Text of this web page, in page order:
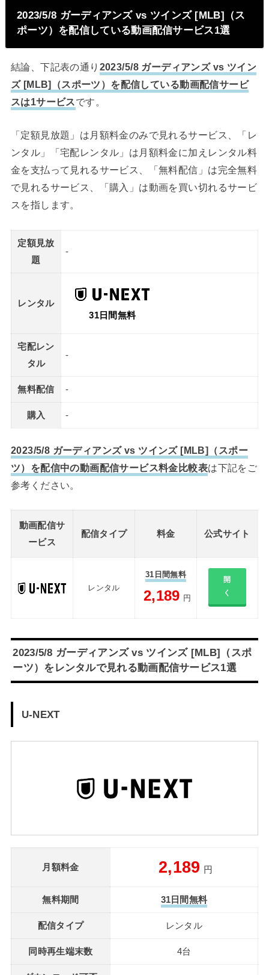
2023/5/8 ガーディアンズ vs ツインズ [MLB]（ス
ポーツ）を配信している動画配信サービス1選
結論、下記表の通り 2023/5/8 ガーディアンズ vs ツイン
ズ [MLB]（スポーツ）を配信している動画配信サービ
スは1サービスです。
「定額見放題」は月額料金のみで見れるサービス、「レ
ンタル」「宅配レンタル」は月額料金に加えレンタル料
金を支払って見れるサービス、「無料配信」は完全無料
で見れるサービス、「購入」は動画を買い切れるサービ
スを指します。
定額見放
題
-
レンタル
31日間無料
宅配レン
タル
-
無料配信 -
購入 -
2023/5/8 ガーディアンズ vs ツインズ [MLB]（スポー
ツ）を配信中の動画配信サービス料金比較表は下記をご
参考ください。
動画配信サ
ービス
配信タイプ 料金 公式サイト
レンタル
31日間無料
2,189 円
開
く
2023/5/8 ガーディアンズ vs ツインズ [MLB]（スポ
ーツ）をレンタルで見れる動画配信サービス1選
U-NEXT
月額料金 2,189 円
無料期間 31日間無料
配信タイプ レンタル
同時再生端末数 4台